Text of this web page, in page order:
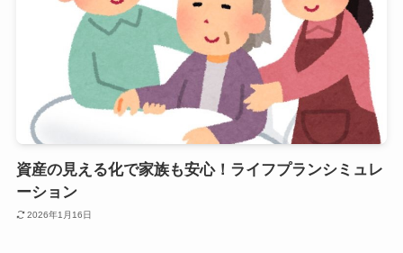
資産の見える化で家族も安心！ライフプランシミュレ
ーション
2026年1月16日